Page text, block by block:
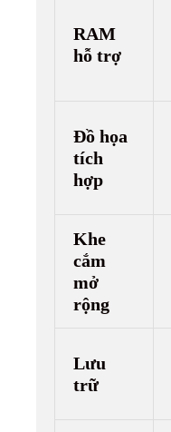
RAM
hỗ trợ
Đồ họa
tích
hợp
Khe
cắm
mở
rộng
Lưu
trữ